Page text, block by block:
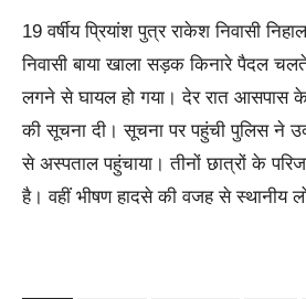
19 वर्षीय प्रियांश पुत्र राकेश निवासी
निवासी बाया खाला सड़क किनारे पैदल
लगने से घायल हो गया। देर रात आसपास
की सूचना दी। सूचना पर पहुंची पुलिस ने
से अस्पताल पहुंचाया। तीनों छात्रों के
है। वहीं भीषण हादसे की वजह से स्थानीय